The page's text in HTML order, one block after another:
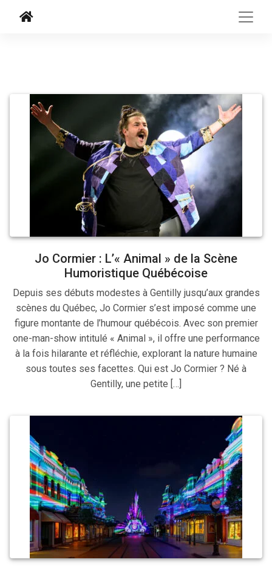
Jo Cormier : L’« Animal » de la Scène
Humoristique Québécoise
Depuis ses débuts modestes à Gentilly jusqu’aux grandes
scènes du Québec, Jo Cormier s’est imposé comme une
figure montante de l’humour québécois. Avec son premier
one-man-show intitulé « Animal », il offre une performance
à la fois hilarante et réfléchie, explorant la nature humaine
sous toutes ses facettes. Qui est Jo Cormier ? Né à
Gentilly, une petite […]